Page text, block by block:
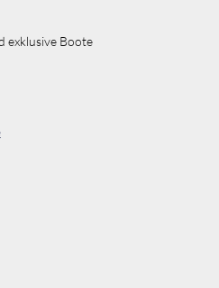
exklusive Boote